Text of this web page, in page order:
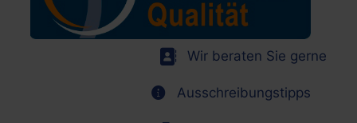
Wir beraten Sie gerne
Ausschreibungstipps